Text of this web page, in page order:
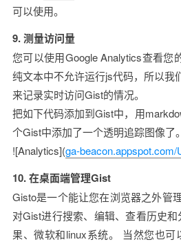
可以使用。
9. 测量访问量
您可以使用Google Analytics查看您
纯文本中不允许运行js代码，所以我
来记录实时访问Gist的情况。
把如下代码添加到Gist中，用
个Gist中添加了一个透明追踪图像了。
![Analytics](ga-beacon.appspot.com/
10. 在桌面端管理Gist
Gisto是一个能让您在浏览器之外管
对Gist进行搜索、编辑、查看历史
果、微软和linux系统。 当然您也可